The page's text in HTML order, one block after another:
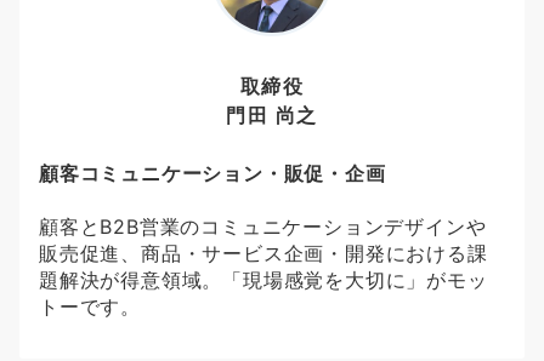
取締役
門田 尚之
顧客コミュニケーション・販促・企画
顧客とB2B営業のコミュニケーションデザインや
販売促進、商品・サービス企画・開発における課
題解決が得意領域。「現場感覚を大切に」がモッ
トーです。